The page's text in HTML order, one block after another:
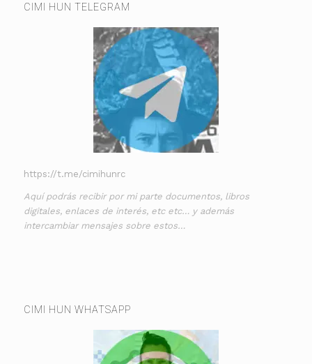
CIMI HUN TELEGRAM
https://t.me/cimihunrc
Aquí podrás recibir por mi parte documentos, libros
digitales, enlaces de interés, etc etc… y además
intercambiar mensajes sobre estos…
CIMI HUN WHATSAPP